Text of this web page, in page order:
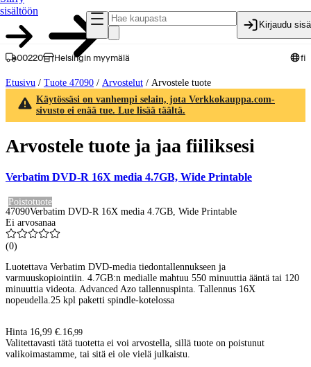
sisältöön
Kirjaudu
00220 Helsingin myymälä fi
Etusivu / Tuote 47090 / Arvostelut / Arvostele tuote
Käytössäsi on vanhempi selain, jota Verkkokauppa.com-
sivusto ei enää tue. Lue lisää täältä.
Arvostele tuote ja jaa fiiliksesi
Verbatim DVD-R 16X media 4.7GB, Wide Printable
Poistotuote
47090Verbatim DVD-R 16X media 4.7GB, Wide Printable
Ei arvosanaa
(0)
Luotettava Verbatim DVD-media tiedontallennukseen ja
varmuuskopiointiin. 4.7GB:n medialle mahtuu 550 minuuttia ääntä tai 120
minuuttia videota. Advanced Azo tallennuspinta. Tallennus 16X
nopeudella.25 kpl paketti spindle-kotelossa
Hinta 16,99 €. 16,99
Valitettavasti tätä tuotetta ei voi arvostella, sillä tuote on poistunut
valikoimastamme, tai sitä ei ole vielä julkaistu.